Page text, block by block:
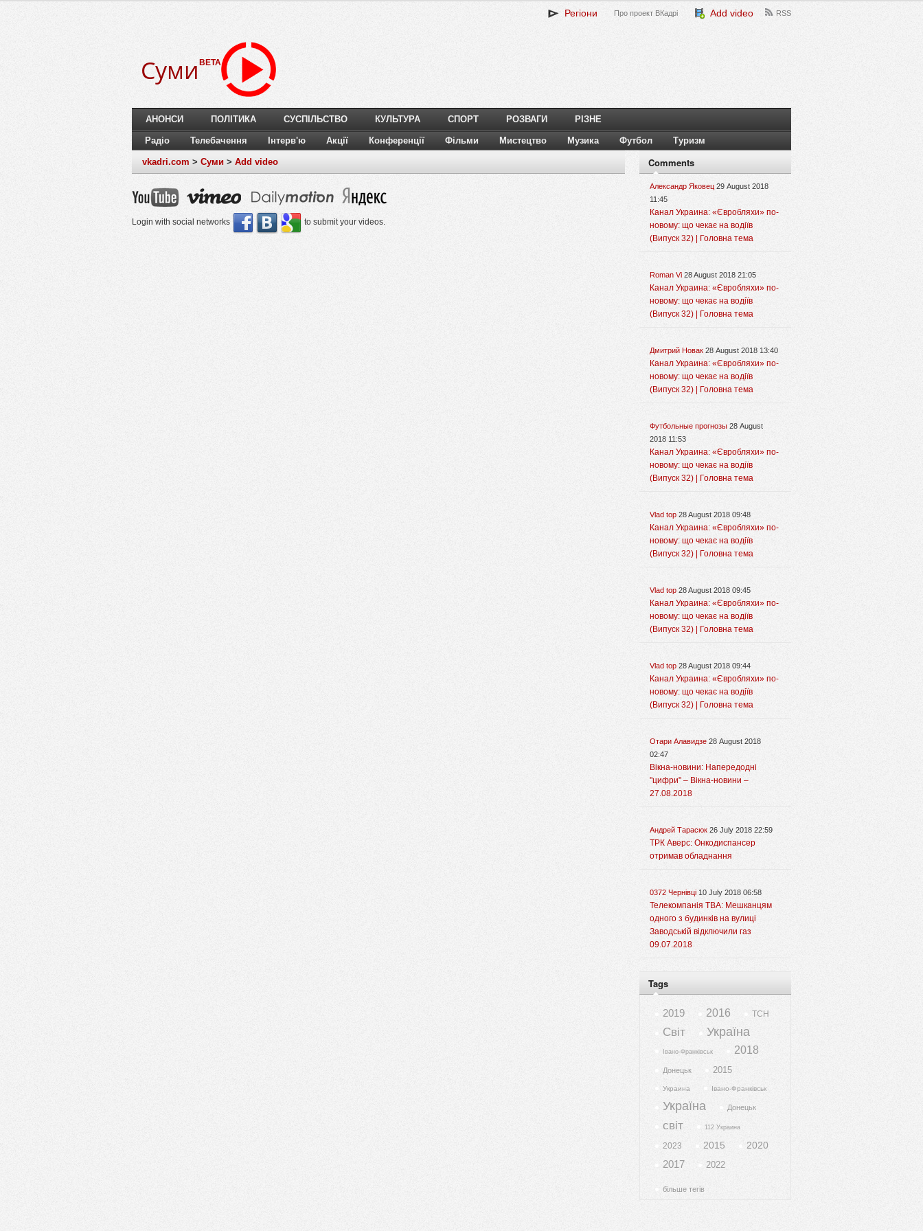
Регіони Про проект ВКадрі Add video RSS
Суми BETA
АНОНСИ ПОЛІТИКА СУСПІЛЬСТВО КУЛЬТУРА СПОРТ РОЗВАГИ РІЗНЕ
Радіо Телебачення Інтерв'ю Акції Конференції Фільми Мистецтво Музика Футбол Туризм
vkadri.com > Суми > Add video
Login with social networks to submit your videos.
Comments
Александр Яковец 29 August 2018
11:45
Канал Украина: «Євробляхи» по-
новому: що чекає на водіїв
(Випуск 32) | Головна тема
Roman Vi 28 August 2018 21:05
Канал Украина: «Євробляхи» по-
новому: що чекає на водіїв
(Випуск 32) | Головна тема
Дмитрий Новак 28 August 2018 13:40
Канал Украина: «Євробляхи» по-
новому: що чекає на водіїв
(Випуск 32) | Головна тема
Футбольные прогнозы 28 August
2018 11:53
Канал Украина: «Євробляхи» по-
новому: що чекає на водіїв
(Випуск 32) | Головна тема
Vlad top 28 August 2018 09:48
Канал Украина: «Євробляхи» по-
новому: що чекає на водіїв
(Випуск 32) | Головна тема
Vlad top 28 August 2018 09:45
Канал Украина: «Євробляхи» по-
новому: що чекає на водіїв
(Випуск 32) | Головна тема
Vlad top 28 August 2018 09:44
Канал Украина: «Євробляхи» по-
новому: що чекає на водіїв
(Випуск 32) | Головна тема
Отари Алавидзе 28 August 2018
02:47
Вікна-новини: Напередодні
"цифри" – Вікна-новини –
27.08.2018
Андрей Тарасюк 26 July 2018 22:59
ТРК Аверс: Онкодиспансер
отримав обладнання
0372 Чернівці 10 July 2018 06:58
Телекомпанія ТВА: Мешканцям
одного з будинків на вулиці
Заводській відключили газ
09.07.2018
Tags
2019 2016 ТСН
Світ Україна
Івано-Франківськ 2018
Донецьк 2015
Украина Івано-Франківськ
Україна Донецьк
світ 112 Украина
2023 2015 2020
2017 2022
більше тегів